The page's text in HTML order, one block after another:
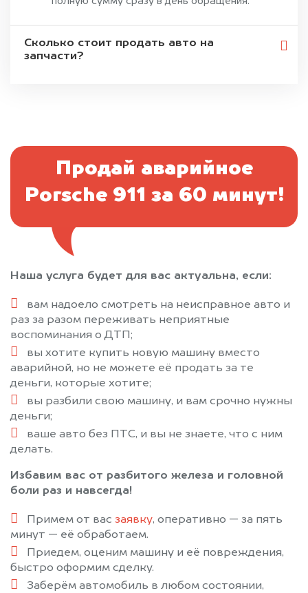
Сколько стоит продать авто на
запчасти?
Продай аварийное
Porsche 911 за 60 минут!
Наша услуга будет для вас актуальна, если:
вам надоело смотреть на неисправное авто и
раз за разом переживать неприятные
воспоминания о ДТП;
вы хотите купить новую машину вместо
аварийной, но не можете её продать за те
деньги, которые хотите;
вы разбили свою машину, и вам срочно нужны
деньги;
ваше авто без ПТС, и вы не знаете, что с ним
делать.
Избавим вас от разбитого железа и головной
боли раз и навсегда!
Примем от вас заявку, оперативно — за пять
минут — её обработаем.
Приедем, оценим машину и её повреждения,
быстро оформим сделку.
Заберём автомобиль в любом состоянии,